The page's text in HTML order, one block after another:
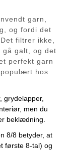
garn,
og fordi det
filtrer ikke,
gå galt, og det
perfekt garn
hos
grydelapper,
men du
beklædning.
8/8 betyder, at
første 8-tal) og